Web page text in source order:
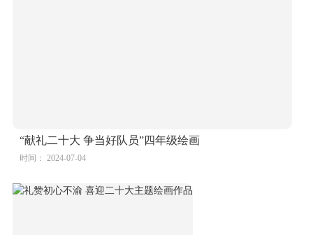
“献礼二十大 争当好队员”四年级绘画
时间： 2024-07-04